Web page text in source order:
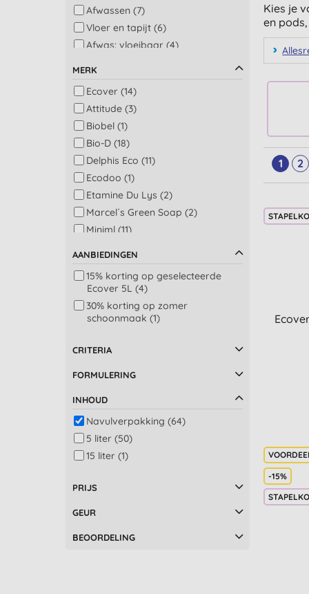
Kies je
en
1 2
-15%
Afwassen (7)
Vloer en tapijt (6)
Afwas: vloeibaar (4)
Fruit en groente (4)
Glas en ramen (4)
Multi-taskers (4)
Was (4)
Antibacterieel (3)
Professionele
schoonmaakproducten (3)
Gespecialiseerde producten (2)
Roestvrij staal (2)
Bad en douche (1)
Douche (1)
Hand en lichaamszeep (1)
MERK
Ecover (14)
Attitude (3)
Biobel (1)
Bio-D (18)
Delphis Eco (11)
Ecodoo (1)
Etamine Du Lys (2)
Marcel´s Green Soap (2)
Miniml (11)
AANBIEDINGEN
15% korting op geselecteerde
Ecover 5L (4)
30% korting op zomer
schoonmaak (1)
CRITERIA
FORMULERING
INHOUD
Navulverpakking (64)
5 liter (50)
15 liter (1)
PRIJS
GEUR
BEOORDELING